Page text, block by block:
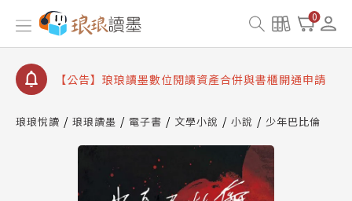
0
查詢
【公告】因 Readmoo 讀墨系統維護中，本站同步暫
停部分閱讀服務
【公告】琅琅讀墨 3 分鐘完成書櫃開通與資產合併申
【公告】琅琅書店服務升級重要說明及資產合併結果
【公告】因 Readmoo 讀墨系統維護中，本站同步暫
停部分閱讀服務
琅琅悅讀 琅琅讀墨 電子書 文學小說 小說 少年巴比倫